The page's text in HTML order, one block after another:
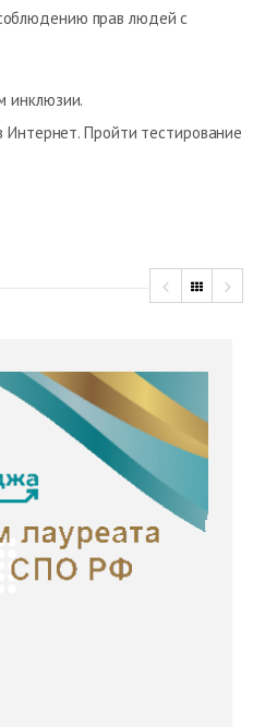
прав людей с
инклюзии.
Пройти тестирование